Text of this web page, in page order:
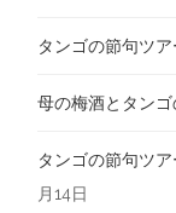
タンゴの節句ツ
母の梅酒とタンゴ
タンゴの節句ツ
月14日